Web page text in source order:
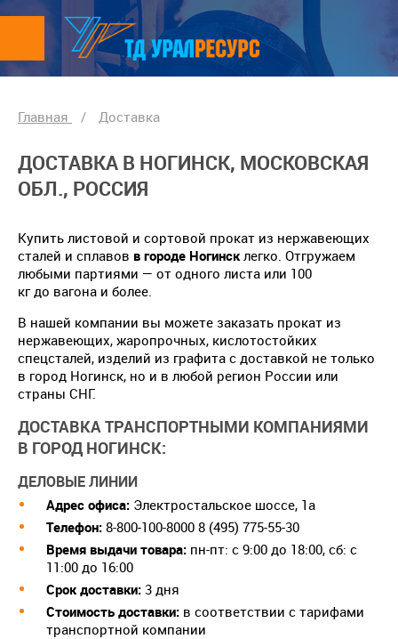
Главная / Доставка
ДОСТАВКА В НОГИНСК, МОСКОВСКАЯ
ОБЛ., РОССИЯ
Купить листовой и сортовой прокат из нержавеющих
сталей и сплавов в городе Ногинсклегко. Отгружаем
любыми партиями — от одного листа или 100
кг до вагона и более.
В нашей компании вы можете заказать прокат из
нержавеющих, жаропрочных, кислотостойких
спецсталей, изделий из графита с доставкой не только
в город Ногинск, но и в любой регион России или
страны СНГ.
ДОСТАВКА ТРАНСПОРТНЫМИ КОМПАНИЯМИ
В ГОРОД НОГИНСК:
ДЕЛОВЫЕ ЛИНИИ
Адрес офиса: Электростальское шоссе, 1а
Телефон: 8-800-100-8000 8 (495) 775-55-30
Время выдачи товара: пн-пт: с 9:00 до 18:00, сб: с
11:00 до 16:00
Срок доставки: 3 дня
Cтоимость доставки: в соответствии с тарифами
транспортной компании